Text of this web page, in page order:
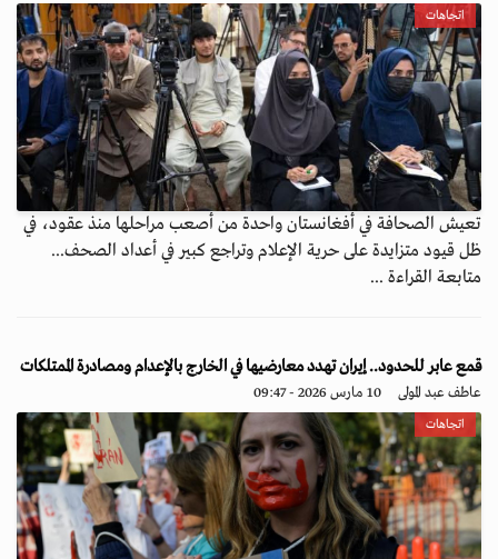
اتجاهات
تعيش الصحافة في أفغانستان واحدة من أصعب مراحلها منذ عقود، في
ظل قيود متزايدة على حرية الإعلام وتراجع كبير في أعداد الصحف...
متابعة القراءة ...
قمع عابر للحدود.. إيران تهدد معارضيها في الخارج بالإعدام ومصادرة الممتلكات
عاطف عبد المولى 10 مارس 2026 - 09:47
اتجاهات